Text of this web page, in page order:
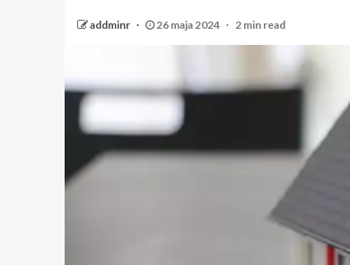
addminr 26 maja 2024 2 min read